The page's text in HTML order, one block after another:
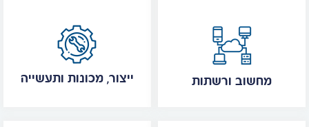
ייצור, מכונות ותעשייה מחשוב ורשתות